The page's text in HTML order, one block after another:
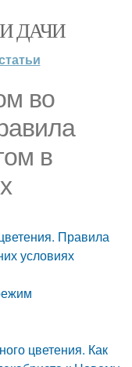
ДАЧИ
во
в
Правила
условиях
цветения. Как